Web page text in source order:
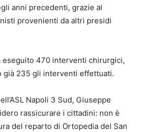
anni precedenti, grazie al
provenienti da altri presidi
eseguito 470 interventi chirurgici,
già 235 gli interventi effettuati.
Napoli 3 Sud, Giuseppe
rassicurare i cittadini: non è
del reparto di Ortopedia del San